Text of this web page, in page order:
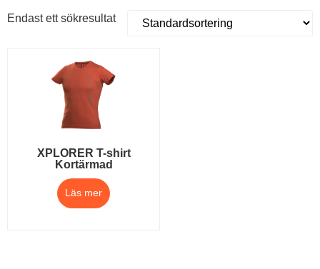
Endast ett sökresultat
XPLORER T-shirt
Kortärmad
Läs mer